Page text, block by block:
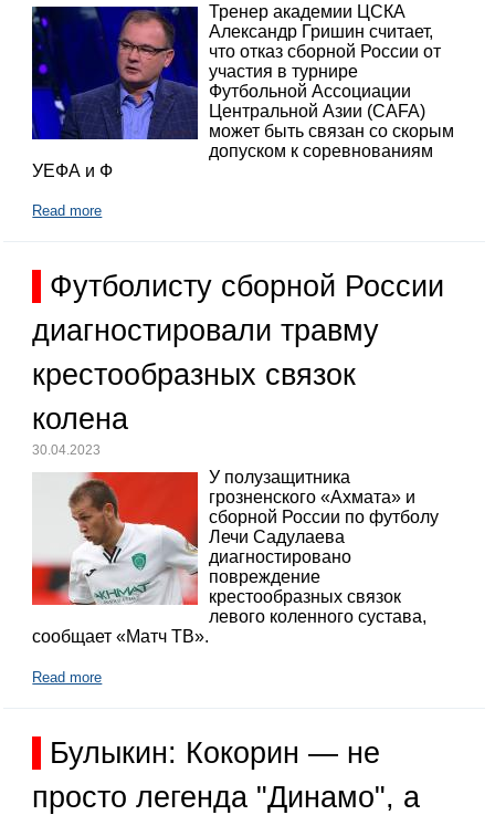
Тренер академии ЦСКА
Александр Гришин считает,
что отказ сборной России от
участия в турнире
Футбольной Ассоциации
Центральной Азии (CAFA)
может быть связан со скорым
допуском к соревнованиям
УЕФА и Ф
Read more
Футболисту сборной России
диагностировали травму
крестообразных связок
колена
30.04.2023
У полузащитника
грозненского «Ахмата» и
сборной России по футболу
Лечи Садулаева
диагностировано
повреждение
крестообразных связок
левого коленного сустава,
сообщает «Матч ТВ».
Read more
Булыкин: Кокорин — не
просто легенда "Динамо", а